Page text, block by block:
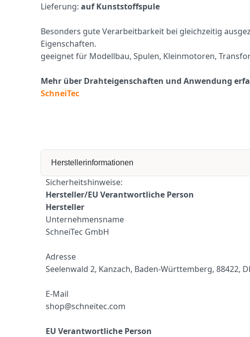
Lieferung: auf Kunststoffspule
Besonders gute Verarbeitbarkeit bei gleichzeitig
Eigenschaften.
geeignet für Modellbau, Spulen, Kleinmotoren,
Mehr über Drahteigenschaften und Anwendung
SchneiTec
Herstellerinformationen
Sicherheitshinweise:
Hersteller/EU Verantwortliche Person
Hersteller
Unternehmensname
SchneiTec GmbH
Adresse
Seelenwald 2, Kanzach, Baden-Württemberg, 88422,
E-Mail
shop@schneitec.com
EU Verantwortliche Person